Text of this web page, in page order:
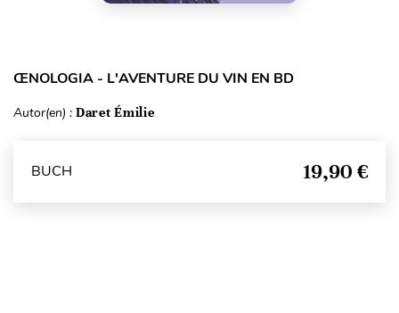
ŒNOLOGIA - L'AVENTURE DU VIN EN BD
Autor(en) : Daret Émilie
BUCH 19,90 €